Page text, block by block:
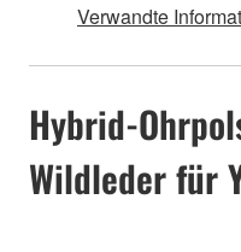
Verwandte
Hybrid-
Wildleder für